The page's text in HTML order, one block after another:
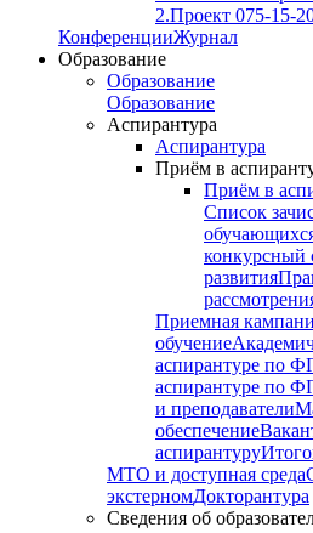
2.Проект 075-15-
КонференцииЖурнал
Образование
Образование
Образование
Аспирантура
Аспирантура
Приём в
Приём в
Список
конкурсный
развития
Приемная
обучение
аспирантуре по
аспирантуре по
и преподаватели
обеспечение
аспирантуру
МТО и доступная среда
экстерномДокторантура
Сведения об